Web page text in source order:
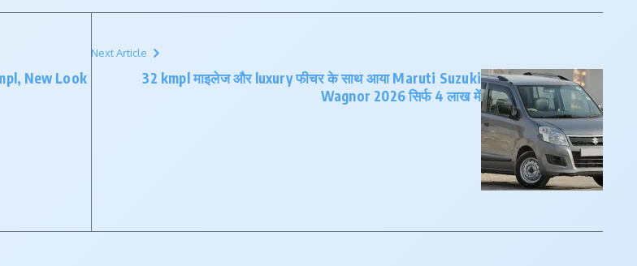
New Look
Next Article
32 kmpl माइलेज और luxury फीचर के साथ आया Maruti Suzuki
Wagnor 2026 सिर्फ 4 लाख में